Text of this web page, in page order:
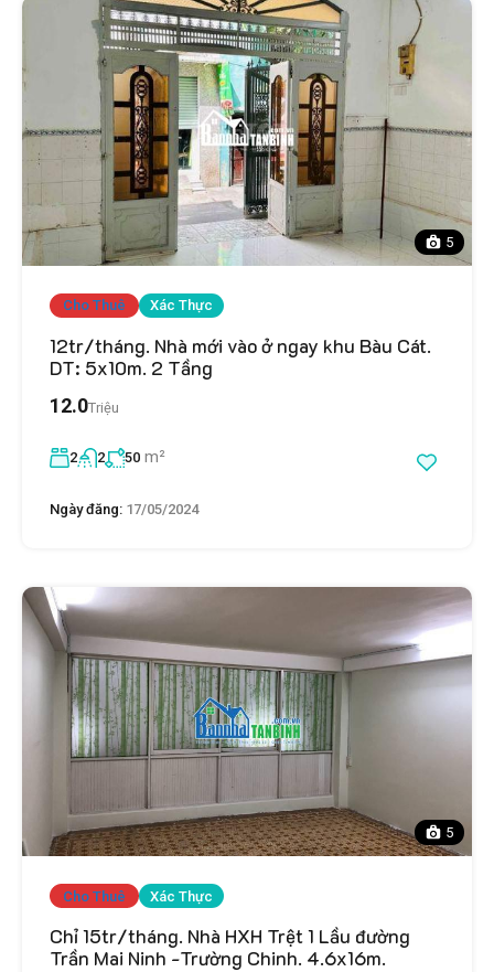
5
Cho Thuê Xác Thực
12tr/tháng. Nhà mới vào ở ngay khu Bàu Cát.
DT: 5x10m. 2 Tầng
12.0Triệu
2 2 50 m²
Ngày đăng: 17/05/2024
5
Cho Thuê Xác Thực
Chỉ 15tr/tháng. Nhà HXH Trệt 1 Lầu đường
Trần Mai Ninh -Trường Chinh. 4.6x16m.